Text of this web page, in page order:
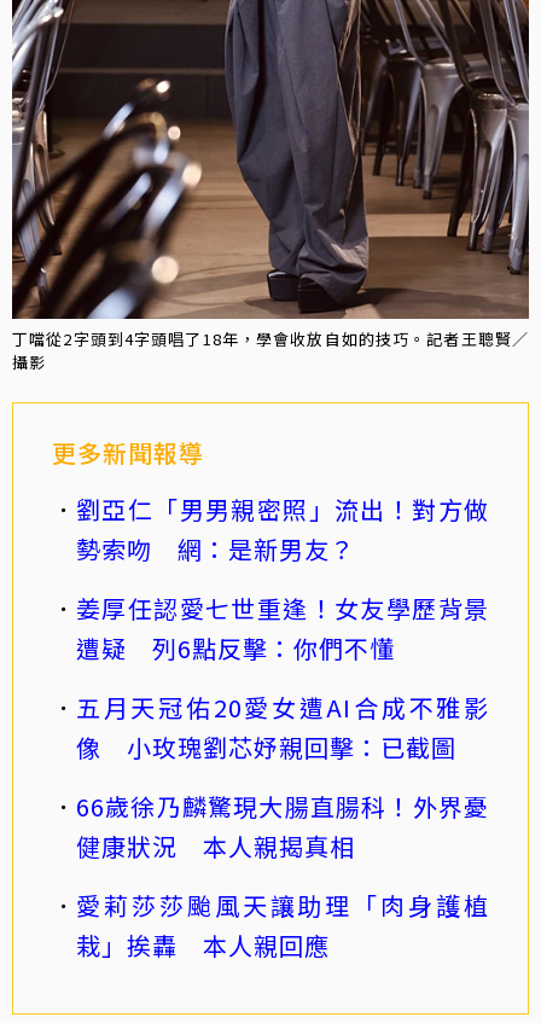
丁噹從2字頭到4字頭唱了18年，學會收放自如的技巧。記者王聰賢／
攝影
更多新聞報導
劉亞仁「男男親密照」流出！對方做
勢索吻 網：是新男友？
姜厚任認愛七世重逢！女友學歷背景
遭疑 列6點反擊：你們不懂
五月天冠佑20愛女遭AI合成不雅影
像 小玫瑰劉芯妤親回擊：已截圖
66歲徐乃麟驚現大腸直腸科！外界憂
健康狀況 本人親揭真相
愛莉莎莎颱風天讓助理「肉身護植
栽」挨轟 本人親回應